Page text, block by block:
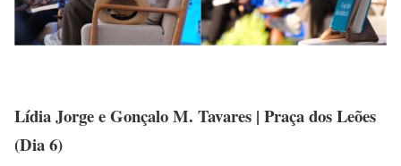
Lídia Jorge e Gonçalo M. Tavares | Praça dos Leões
(Dia 6)